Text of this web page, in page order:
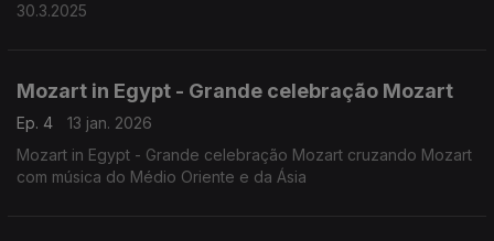
30.3.2025
Mozart in Egypt - Grande celebração Mozart
Ep. 4
13 jan. 2026
Mozart in Egypt - Grande celebração Mozart cruzando Mozart
com música do Médio Oriente e da Ásia